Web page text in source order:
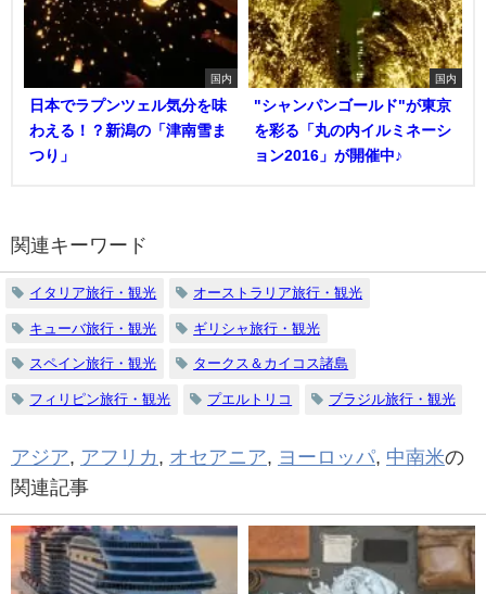
国内
日本でラプンツェル気分を味
わえる！？新潟の「津南雪ま
つり」
国内
"シャンパンゴールド"が東京
を彩る「丸の内イルミネーシ
ョン2016」が開催中♪
関連キーワード
イタリア旅行・観光 オーストラリア旅行・観光
キューバ旅行・観光 ギリシャ旅行・観光
スペイン旅行・観光 タークス＆カイコス諸島
フィリピン旅行・観光 プエルトリコ ブラジル旅行・観光
アジア, アフリカ, オセアニア, ヨーロッパ, 中南米の
関連記事